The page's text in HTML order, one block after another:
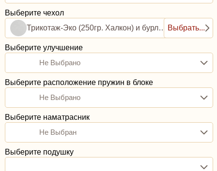
Выберите чехол
Трикотаж-Эко (250гр. Халкон) и бурлет рогожка (0,8ППУ)
Выбрать...
Выберите улучшение
Не Выбрано
Выберите расположение пружин в блоке
Не Выбрано
Выберите наматрасник
Не Выбран
Выберите подушку